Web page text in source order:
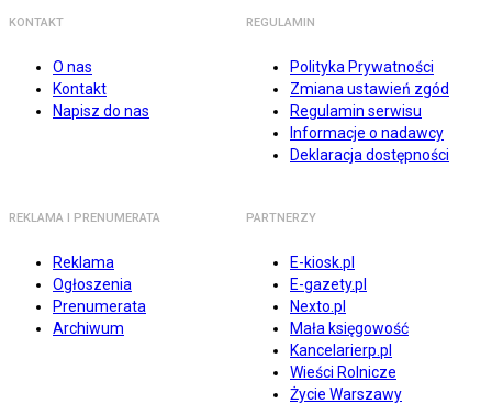
KONTAKT
O nas
Kontakt
Napisz do nas
REGULAMIN
Polityka Prywatności
Zmiana ustawień zgód
Regulamin serwisu
Informacje o nadawcy
Deklaracja dostępności
REKLAMA I PRENUMERATA
Reklama
Ogłoszenia
Prenumerata
Archiwum
PARTNERZY
E-kiosk.pl
E-gazety.pl
Nexto.pl
Mała księgowość
Kancelarierp.pl
Wieści Rolnicze
Życie Warszawy